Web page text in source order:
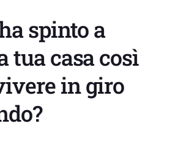
spinto a
tua casa così
in giro